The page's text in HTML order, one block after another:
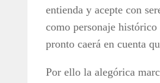
entienda y acepte con
como personaje
pronto caerá en cuenta
Por ello la alegórica